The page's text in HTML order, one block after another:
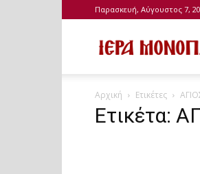
Παρασκευή, Αύγουστος 7,
Αρχική Ετικέτες
Ετικέτα: